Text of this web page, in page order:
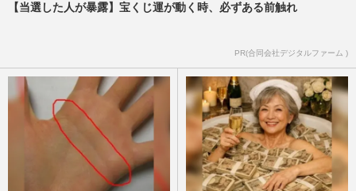
【当選した人が暴露】宝くじ運が動く時、必ずある前触れ
PR(合同会社デジタルファーム )